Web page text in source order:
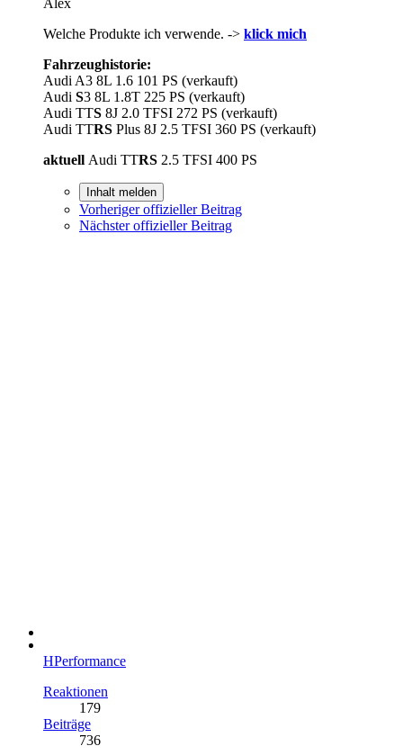
Welche Produkte ich verwende. -> klick mich
Fahrzeughistorie:
Audi A3 8L 1.6 101 PS (verkauft)
Audi S3 8L 1.8T 225 PS (verkauft)
Audi TTS 8J 2.0 TFSI 272 PS (verkauft)
Audi TTRS Plus 8J 2.5 TFSI 360 PS (verkauft)
aktuell Audi TTRS 2.5 TFSI 400 PS
Inhalt melden
Vorheriger offizieller Beitrag
Nächster offizieller Beitrag
HPerformance
Reaktionen
179
Beiträge
736